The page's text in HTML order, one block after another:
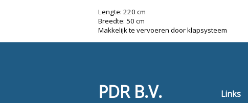
Lengte: 220 cm
Breedte: 50 cm
Makkelijk te vervoeren door klapsysteem
PDR B.V. Links